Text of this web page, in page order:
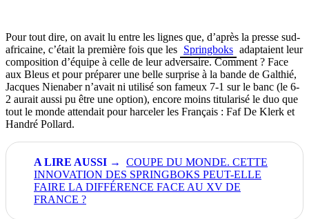
Pour tout dire, on avait lu entre les lignes que, d’après la presse sud-
africaine, c’était la première fois que les Springboks adaptaient leur
composition d’équipe à celle de leur adversaire. Comment ? Face
aux Bleus et pour préparer une belle surprise à la bande de Galthié,
Jacques Nienaber n’avait ni utilisé son fameux 7-1 sur le banc (le 6-
2 aurait aussi pu être une option), encore moins titularisé le duo que
tout le monde attendait pour harceler les Français : Faf De Klerk et
Handré Pollard.
COUPE DU MONDE. CETTE
INNOVATION DES SPRINGBOKS PEUT-ELLE
FAIRE LA DIFFÉRENCE FACE AU XV DE
FRANCE ?